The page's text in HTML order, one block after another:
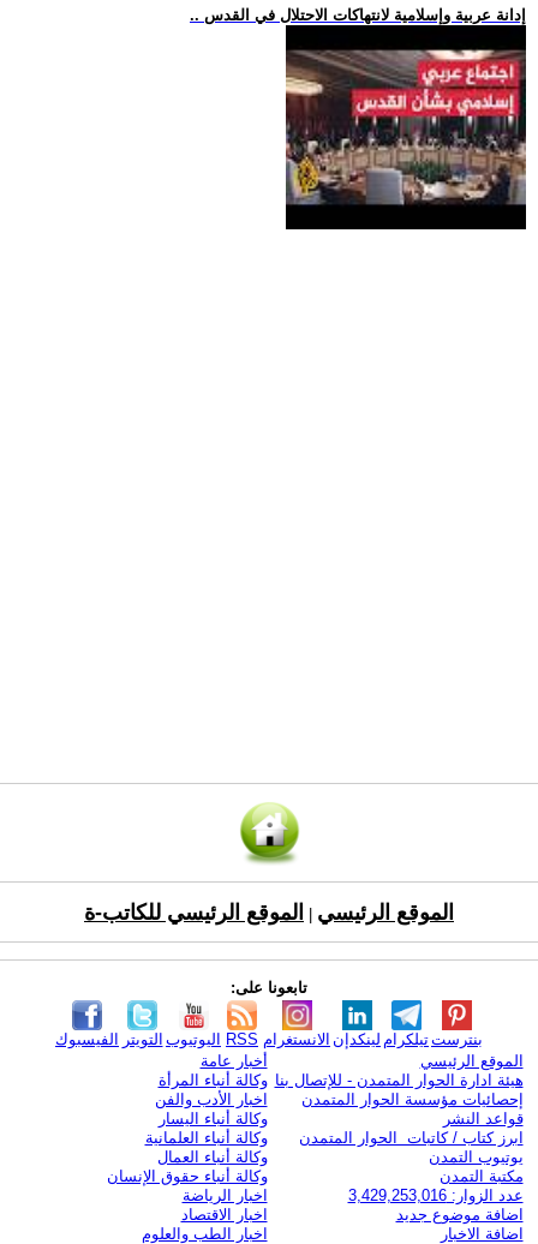
.. إدانة عربية وإسلامية لانتهاكات الاحتلال في القدس
الموقع الرئيسي الموقع الرئيسي للكاتب-ة
تابعونا على:
الفيسبوك التويتر اليوتيوب RSS الانستغرام لينكدإن تيلكرامبنترست
الموقع الرئيسي
هيئة ادارة الحوار المتمدن - للإتصال بنا
إحصائيات مؤسسة الحوار المتمدن
قواعد النشر
ابرز كتاب / كاتبات الحوار المتمدن
يوتيوب التمدن
مكتبة التمدن
عدد الزوار: 3,429,253,016
اضافة موضوع جديد
اضافة الاخبار
أخبار عامة
وكالة أنباء المرأة
اخبار الأدب والفن
وكالة أنباء اليسار
وكالة أنباء العلمانية
وكالة أنباء العمال
وكالة أنباء حقوق الإنسان
اخبار الرياضة
اخبار الاقتصاد
اخبار الطب والعلوم